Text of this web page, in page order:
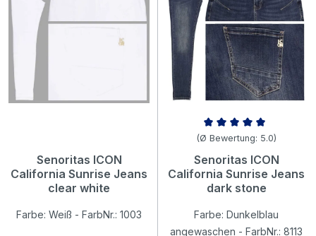
Senoritas ICON
California Sunrise Jeans
clear white
Farbe: Weiß - FarbNr.: 1003
Durchschnittliche Bewertung
(Ø Bewertung: 5.0)
Senoritas ICON
California Sunrise Jeans
dark stone
Farbe: Dunkelblau
angewaschen - FarbNr.: 8113